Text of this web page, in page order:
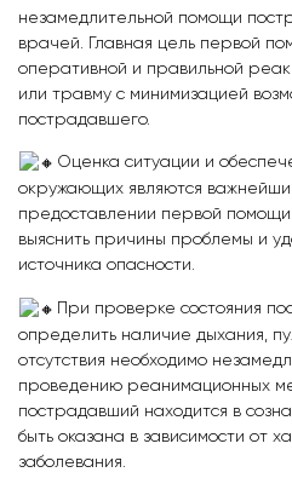
незамедлительной помощи
врачей. Главная цель первой
оперативной и правильной
или травму с минимизацией
пострадавшего.
Оценка ситуации и
окружающих являются
предоставлении первой
выяснить причины проблемы и
источника опасности.
При проверке состояния
определить наличие дыхания,
отсутствия необходимо
проведению реанимационных
пострадавший находится в
быть оказана в зависимости от
заболевания.